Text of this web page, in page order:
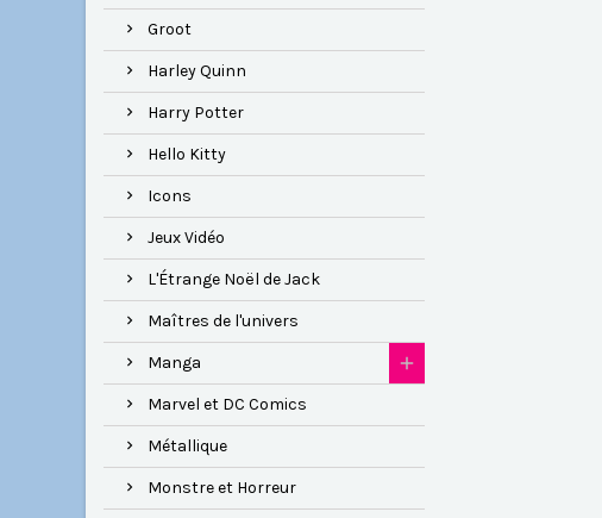
Groot
Harley Quinn
Harry Potter
Hello Kitty
Icons
Jeux Vidéo
L'Étrange Noël de Jack
Maîtres de l'univers
Manga
Marvel et DC Comics
Métallique
Monstre et Horreur